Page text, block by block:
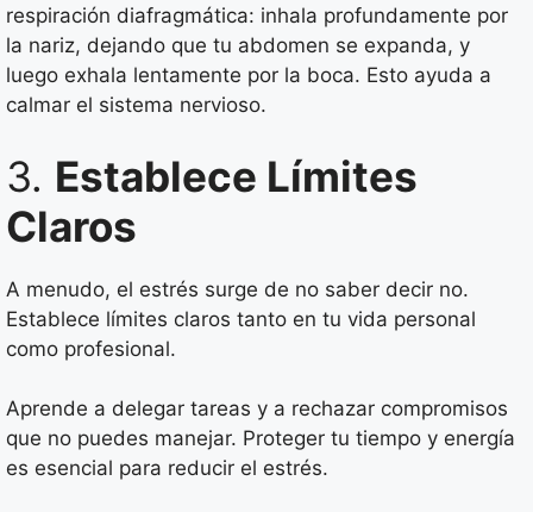
respiración diafragmática: inhala profundamente por
la nariz, dejando que tu abdomen se expanda, y
luego exhala lentamente por la boca. Esto ayuda a
calmar el sistema nervioso.
3. Establece Límites
Claros
A menudo, el estrés surge de no saber decir no.
Establece límites claros tanto en tu vida personal
como profesional.
Aprende a delegar tareas y a rechazar compromisos
que no puedes manejar. Proteger tu tiempo y energía
es esencial para reducir el estrés.